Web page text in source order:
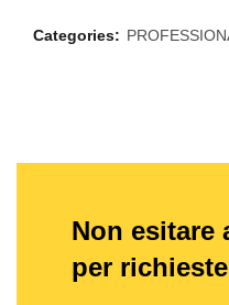
Categories:
Non esitare
per